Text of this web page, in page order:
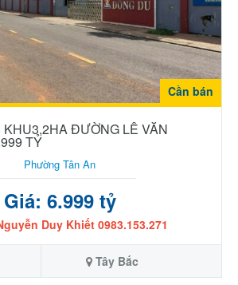
Cần bán
ĐƯỜNG LÊ VĂN
TỶ
Phường Tân An
Giá: 6.999 tỷ
Duy Khiết 0983.153.271
Tây Bắc